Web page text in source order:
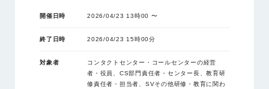
開催日時 2026/04/23 13時00 〜
終了日時 2026/04/23 15時00分
対象者
コンタクトセンター・コールセンターの経営
者・役員、CS部門責任者・センター長、教育研
修責任者・担当者、SVその他研修・教育に関わ